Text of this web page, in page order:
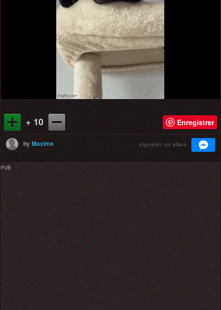
+ 10 Enregistrer
byMaxime signaler un abus
PUB